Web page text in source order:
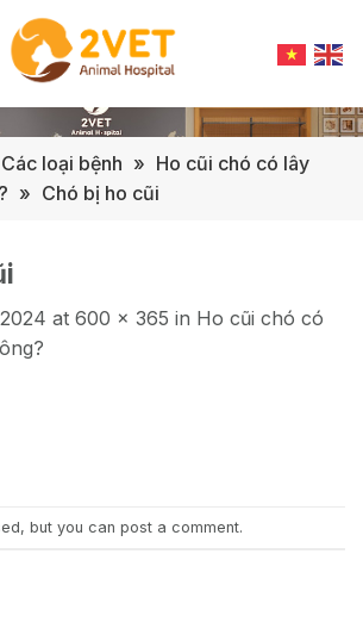
Các loại bệnh » Ho cũi chó có lây
» Chó bị ho cũi
at 600 × 365 in Ho cũi chó có
but you can post a comment.